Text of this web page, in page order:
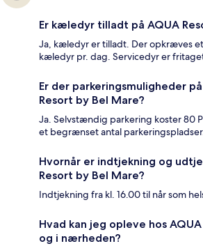
Er kæledyr tilladt på AQUA
Ja, kæledyr er tilladt. Der opkræves
kæledyr pr. dag. Servicedyr er
Er der parkeringsmuligheder
Resort by Bel Mare?
Ja. Selvstændig parkering koster 80
et begrænset antal
Hvornår er indtjekning og
Resort by Bel Mare?
Indtjekning fra kl. 16.00 til når som
Hvad kan jeg opleve hos
og i nærheden?